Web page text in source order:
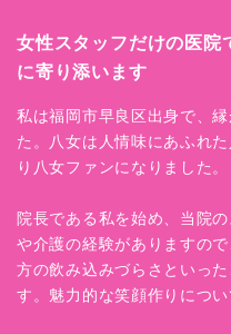
女性スタッフだけの医院
に寄り添います
私は福岡市早良区出身で、
た。八女は人情味にあふれ
り八女ファンになりました。
院長である私を始め、当院
や介護の経験がありますの
方の飲み込みづらさといっ
す。魅力的な笑顔作りについ